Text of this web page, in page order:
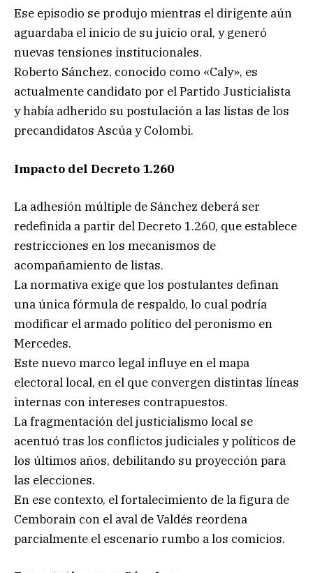
Ese episodio se produjo mientras el dirigente aún
aguardaba el inicio de su juicio oral, y generó
nuevas tensiones institucionales.
Roberto Sánchez, conocido como «Caly», es
actualmente candidato por el Partido Justicialista
y había adherido su postulación a las listas de los
precandidatos Ascúa y Colombi.
Impacto del Decreto 1.260
La adhesión múltiple de Sánchez deberá ser
redefinida a partir del Decreto 1.260, que establece
restricciones en los mecanismos de
acompañamiento de listas.
La normativa exige que los postulantes definan
una única fórmula de respaldo, lo cual podría
modificar el armado político del peronismo en
Mercedes.
Este nuevo marco legal influye en el mapa
electoral local, en el que convergen distintas líneas
internas con intereses contrapuestos.
La fragmentación del justicialismo local se
acentuó tras los conflictos judiciales y políticos de
los últimos años, debilitando su proyección para
las elecciones.
En ese contexto, el fortalecimiento de la figura de
Cemborain con el aval de Valdés reordena
parcialmente el escenario rumbo a los comicios.